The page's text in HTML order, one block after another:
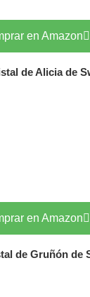
en Amazon
de Alicia de
en Amazon
de Gruñón de